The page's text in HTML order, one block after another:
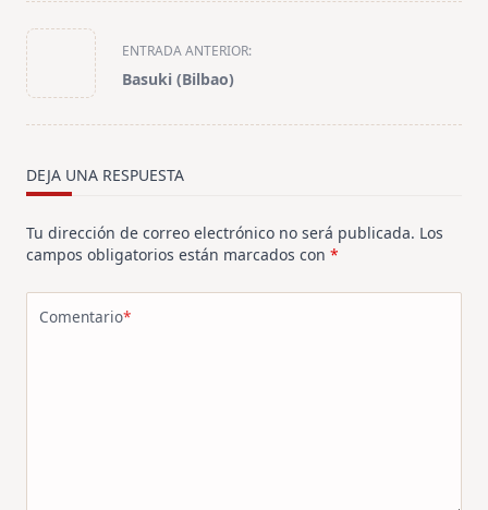
<span
class="nav-
subtitle
screen-
text">Página</span>
ENTRADA ANTERIOR:
Basuki (Bilbao)
DEJA UNA RESPUESTA
Tu dirección de correo electrónico no será publicada. Los
campos obligatorios están marcados con *
Comentario*